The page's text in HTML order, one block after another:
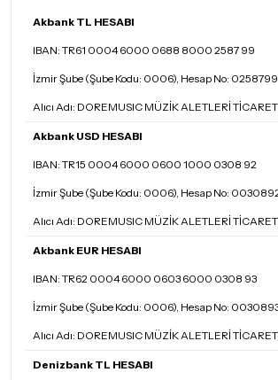
Akbank TL HESABI
IBAN: TR61 0004 6000 0688 8000 2587 99
İzmir Şube (Şube Kodu: 0006), Hesap No: 0258799
Alıcı Adı: DOREMUSIC MÜZİK ALETLERİ
Akbank USD HESABI
IBAN: TR15 0004 6000 0600 1000 0308 92
İzmir Şube (Şube Kodu: 0006), Hesap No:
Alıcı Adı: DOREMUSIC MÜZİK ALETLERİ
Akbank EUR HESABI
IBAN: TR62 0004 6000 0603 6000 0308 93
İzmir Şube (Şube Kodu: 0006), Hesap No:
Alıcı Adı: DOREMUSIC MÜZİK ALETLERİ
Denizbank TL HESABI